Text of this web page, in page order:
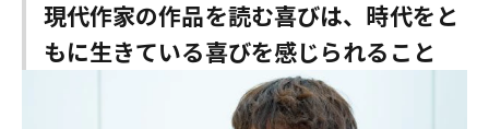
現代作家の作品を読む喜びは、時代をと
もに生きている喜びを感じられること